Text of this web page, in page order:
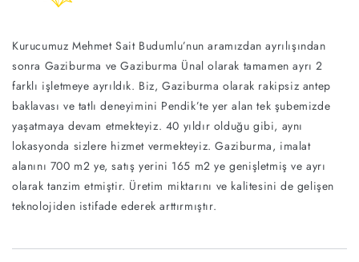
Kurucumuz Mehmet Sait Budumlu’nun aramızdan ayrılışından
sonra Gaziburma ve Gaziburma Ünal olarak tamamen ayrı 2
farklı işletmeye ayrıldık. Biz, Gaziburma olarak rakipsiz antep
baklavası ve tatlı deneyimini Pendik’te yer alan tek şubemizde
yaşatmaya devam etmekteyiz. 40 yıldır olduğu gibi, aynı
lokasyonda sizlere hizmet vermekteyiz. Gaziburma, imalat
alanını 700 m2 ye, satış yerini 165 m2 ye genişletmiş ve ayrı
olarak tanzim etmiştir. Üretim miktarını ve kalitesini de gelişen
teknolojiden istifade ederek arttırmıştır.